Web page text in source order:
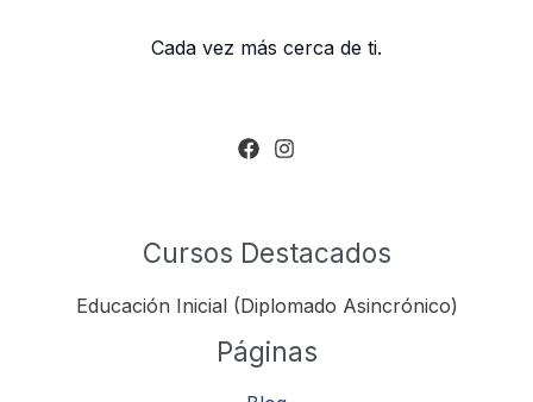
Cada vez más cerca de ti.
Cursos Destacados
Educación Inicial (Diplomado Asincrónico)
Páginas